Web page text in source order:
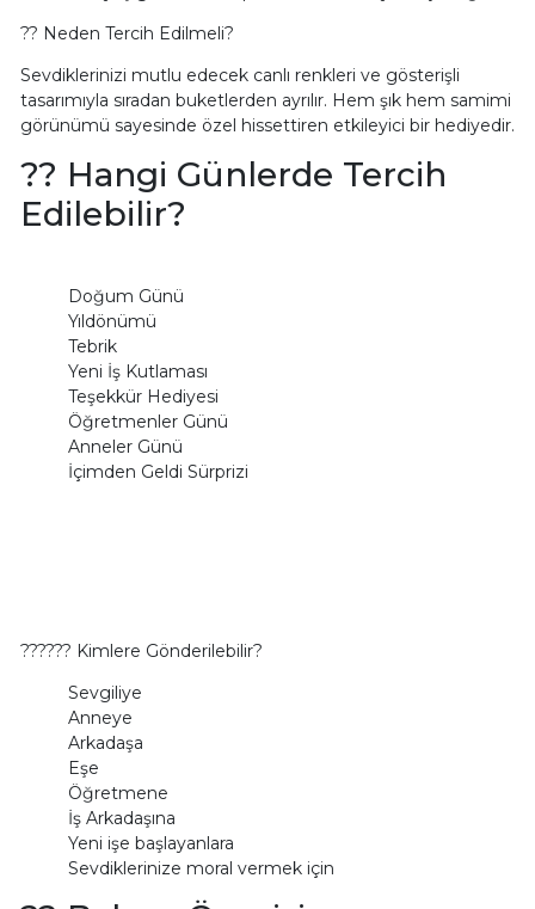
?? Neden Tercih Edilmeli?
Sevdiklerinizi mutlu edecek canlı renkleri ve gösterişli
tasarımıyla sıradan buketlerden ayrılır. Hem şık hem samimi
görünümü sayesinde özel hissettiren etkileyici bir hediyedir.
?? Hangi Günlerde Tercih
Edilebilir?
Doğum Günü
Yıldönümü
Tebrik
Yeni İş Kutlaması
Teşekkür Hediyesi
Öğretmenler Günü
Anneler Günü
İçimden Geldi Sürprizi
??‍??‍?? Kimlere Gönderilebilir?
Sevgiliye
Anneye
Arkadaşa
Eşe
Öğretmene
İş Arkadaşına
Yeni işe başlayanlara
Sevdiklerinize moral vermek için